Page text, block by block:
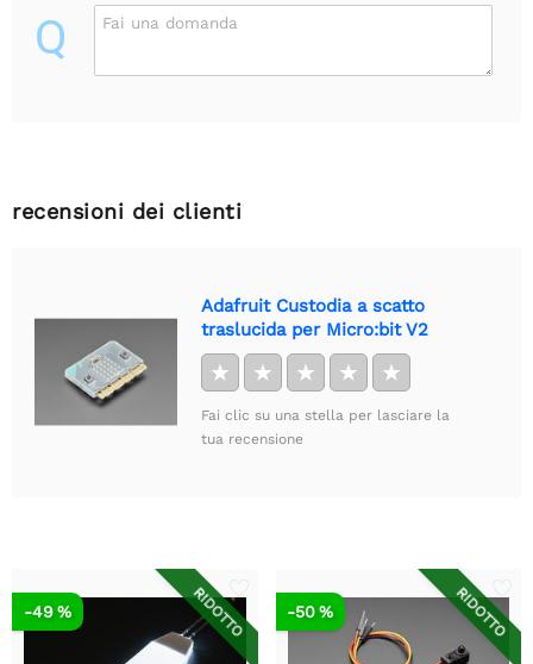
Q Fai una domanda
recensioni dei clienti
Adafruit Custodia a scatto
traslucida per Micro:bit V2
★ ★ ★ ★ ★
Fai clic su una stella per lasciare la
tua recensione
RIDOTTO
-49 % RIDOTTO
-50 %